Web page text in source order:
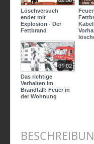
Löschversuch
endet mit
Explosion - Der
Fettbrand
01:02
Das richtige
Verhalten im
Brandfall: Feuer in
der Wohnung